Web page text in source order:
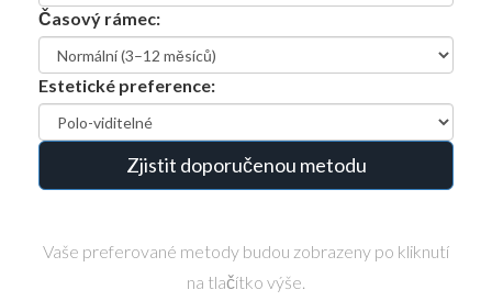
Časový rámec:
Estetické preference:
Zjistit doporučenou metodu
Vaše preferované metody budou zobrazeny po kliknutí
na tlačítko výše.